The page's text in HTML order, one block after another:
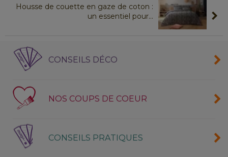
Housse de couette en gaze de coton :
un essentiel pour...
CONSEILS DÉCO
NOS COUPS DE COEUR
CONSEILS PRATIQUES